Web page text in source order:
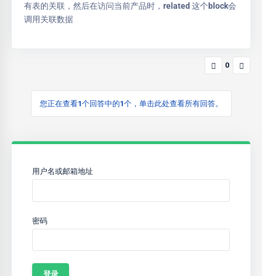
有表的关联，然后在访问当前产品时，related 这个block会
调用关联数据
0
您正在查看1个回答中的1个，单击此处查看所有回答。
用户名或邮箱地址
密码